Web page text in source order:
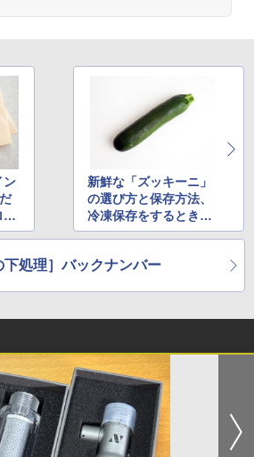
ン
ン
新鮮な「ズッキーニ」
の選び方と保存方法、
冷凍保存をするときの
コツ
下処理］バックナンバー